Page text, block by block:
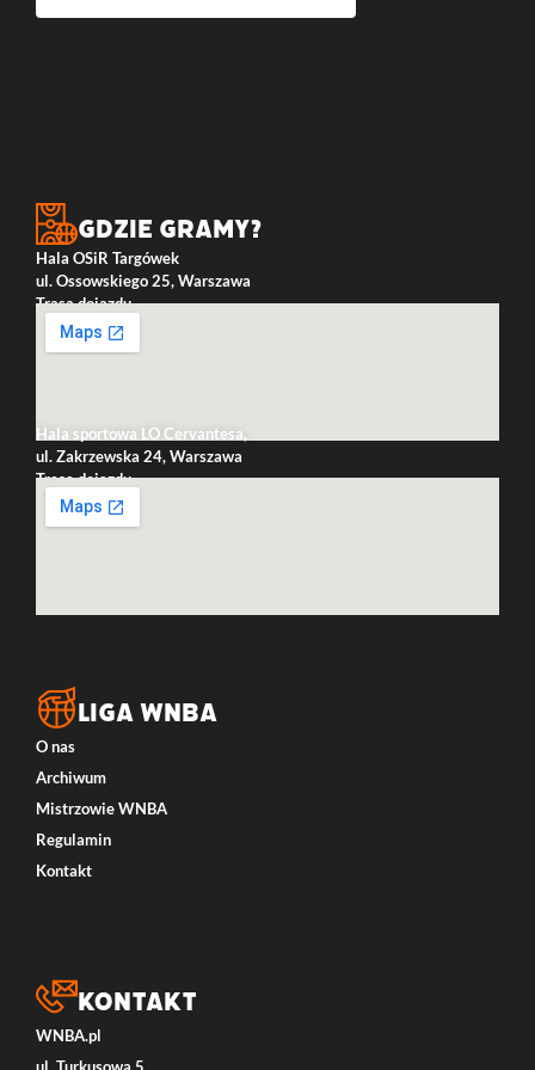
Gdzie gramy?
Hala OSiR Targówek
ul. Ossowskiego 25, Warszawa
Trasa dojazdu
Hala sportowa LO Cervantesa,
ul. Zakrzewska 24, Warszawa
Trasa dojazdu
LIGA WNBA
O nas
Archiwum
Mistrzowie WNBA
Regulamin
Kontakt
Kontakt
WNBA.pl
ul. Turkusowa 5